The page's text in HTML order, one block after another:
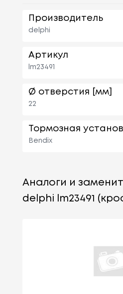
Производитель
delphi
Артикул
lm23491
Ø отверстия [мм]
22
Тормозная
Bendix
Аналоги и
delphi lm23491